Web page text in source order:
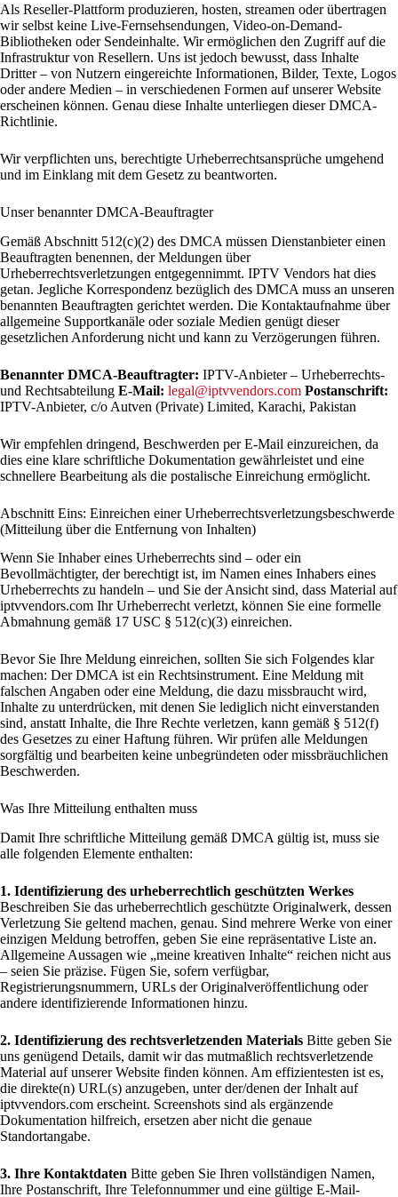
Als Reseller-Plattform produzieren, hosten, streamen oder übertragen
wir selbst keine Live-Fernsehsendungen, Video-on-Demand-
Bibliotheken oder Sendeinhalte. Wir ermöglichen den Zugriff auf die
Infrastruktur von Resellern. Uns ist jedoch bewusst, dass Inhalte
Dritter – von Nutzern eingereichte Informationen, Bilder, Texte, Logos
oder andere Medien – in verschiedenen Formen auf unserer Website
erscheinen können. Genau diese Inhalte unterliegen dieser DMCA-
Richtlinie.
Wir verpflichten uns, berechtigte Urheberrechtsansprüche umgehend
und im Einklang mit dem Gesetz zu beantworten.
Unser benannter DMCA-Beauftragter
Gemäß Abschnitt 512(c)(2) des DMCA müssen Dienstanbieter einen
Beauftragten benennen, der Meldungen über
Urheberrechtsverletzungen entgegennimmt. IPTV Vendors hat dies
getan. Jegliche Korrespondenz bezüglich des DMCA muss an unseren
benannten Beauftragten gerichtet werden. Die Kontaktaufnahme über
allgemeine Supportkanäle oder soziale Medien genügt dieser
gesetzlichen Anforderung nicht und kann zu Verzögerungen führen.
Benannter DMCA-Beauftragter: IPTV-Anbieter – Urheberrechts-
und Rechtsabteilung E-Mail: legal@iptvvendors.com Postanschrift:
IPTV-Anbieter, c/o Autven (Private) Limited, Karachi, Pakistan
Wir empfehlen dringend, Beschwerden per E-Mail einzureichen, da
dies eine klare schriftliche Dokumentation gewährleistet und eine
schnellere Bearbeitung als die postalische Einreichung ermöglicht.
Abschnitt Eins: Einreichen einer Urheberrechtsverletzungsbeschwerde
(Mitteilung über die Entfernung von Inhalten)
Wenn Sie Inhaber eines Urheberrechts sind – oder ein
Bevollmächtigter, der berechtigt ist, im Namen eines Inhabers eines
Urheberrechts zu handeln – und Sie der Ansicht sind, dass Material auf
iptvvendors.com Ihr Urheberrecht verletzt, können Sie eine formelle
Abmahnung gemäß 17 USC § 512(c)(3) einreichen.
Bevor Sie Ihre Meldung einreichen, sollten Sie sich Folgendes klar
machen: Der DMCA ist ein Rechtsinstrument. Eine Meldung mit
falschen Angaben oder eine Meldung, die dazu missbraucht wird,
Inhalte zu unterdrücken, mit denen Sie lediglich nicht einverstanden
sind, anstatt Inhalte, die Ihre Rechte verletzen, kann gemäß § 512(f)
des Gesetzes zu einer Haftung führen. Wir prüfen alle Meldungen
sorgfältig und bearbeiten keine unbegründeten oder missbräuchlichen
Beschwerden.
Was Ihre Mitteilung enthalten muss
Damit Ihre schriftliche Mitteilung gemäß DMCA gültig ist, muss sie
alle folgenden Elemente enthalten:
1. Identifizierung des urheberrechtlich geschützten Werkes
Beschreiben Sie das urheberrechtlich geschützte Originalwerk, dessen
Verletzung Sie geltend machen, genau. Sind mehrere Werke von einer
einzigen Meldung betroffen, geben Sie eine repräsentative Liste an.
Allgemeine Aussagen wie „meine kreativen Inhalte“ reichen nicht aus
– seien Sie präzise. Fügen Sie, sofern verfügbar,
Registrierungsnummern, URLs der Originalveröffentlichung oder
andere identifizierende Informationen hinzu.
2. Identifizierung des rechtsverletzenden Materials Bitte geben Sie
uns genügend Details, damit wir das mutmaßlich rechtsverletzende
Material auf unserer Website finden können. Am effizientesten ist es,
die direkte(n) URL(s) anzugeben, unter der/denen der Inhalt auf
iptvvendors.com erscheint. Screenshots sind als ergänzende
Dokumentation hilfreich, ersetzen aber nicht die genaue
Standortangabe.
3. Ihre Kontaktdaten Bitte geben Sie Ihren vollständigen Namen,
Ihre Postanschrift, Ihre Telefonnummer und eine gültige E-Mail-